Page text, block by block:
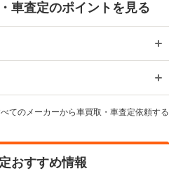
車査定のポイントを見る
てのメーカーから車買取・車査定依頼する
おすすめ情報